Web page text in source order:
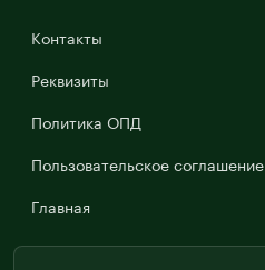
Контакты
Реквизиты
Политика ОПД
Пользовательское соглашение
Главная